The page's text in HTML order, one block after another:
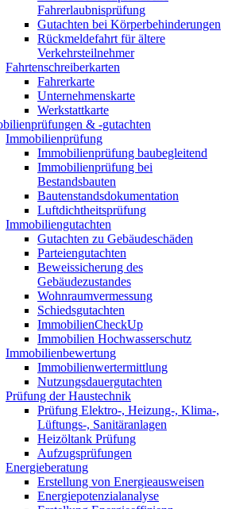
Fahrerlaubnisprüfung
Gutachten bei Körperbehinderungen
Rückmeldefahrt für ältere
Verkehrsteilnehmer
Fahrtenschreiberkarten
Fahrerkarte
Unternehmenskarte
Werkstattkarte
& -gutachten
Immobilienprüfung
Immobilienprüfung baubegleitend
Immobilienprüfung bei
Bestandsbauten
Bautenstandsdokumentation
Luftdichtheitsprüfung
Immobiliengutachten
Gutachten zu Gebäudeschäden
Parteiengutachten
Beweissicherung des
Gebäudezustandes
Wohnraumvermessung
Schiedsgutachten
ImmobilienCheckUp
Immobilien Hochwasserschutz
Immobilienbewertung
Immobilienwertermittlung
Nutzungsdauergutachten
Prüfung der Haustechnik
Prüfung Elektro-, Heizung-, Klima-,
Lüftungs-, Sanitäranlagen
Heizöltank Prüfung
Aufzugsprüfungen
Energieberatung
Erstellung von Energieausweisen
Energiepotenzialanalyse